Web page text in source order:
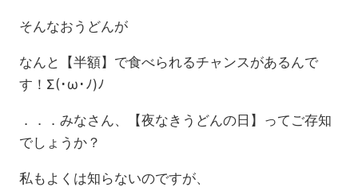
そんなおうどんが
なんと【半額】で食べられるチャンスがあるんで
す！Σ(･ω･ﾉ)ﾉ
．．．みなさん、【夜なきうどんの日】ってご存知
でしょうか？
私もよくは知らないのですが、